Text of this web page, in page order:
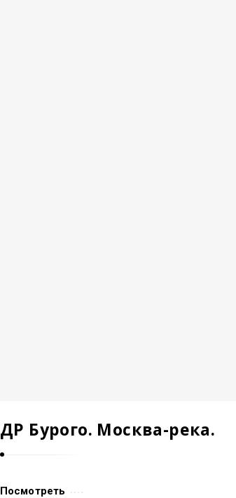
ДР Бурого. Москва-река.
Посмотреть